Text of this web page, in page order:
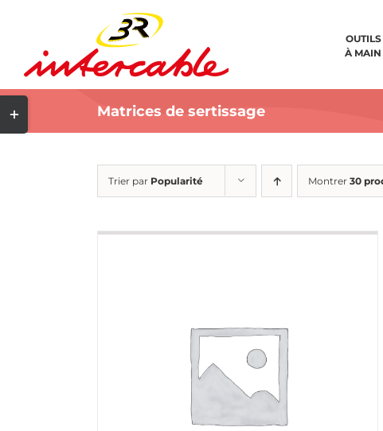
contenu
OUTILS
À MAIN
Matrices de sertissage
Trier par Popularité Montrer 30
Bascule
de